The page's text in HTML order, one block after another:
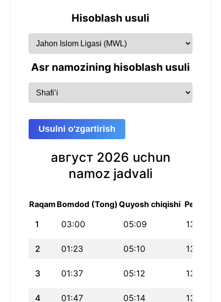
Hisoblash usuli
Asr namozining hisoblash usuli
Usulni o'zgartirish
август 2026 uchun
namoz jadvali
Raqam Bomdod (Tong) Quyosh chiqishi Peshin
1 03:00 05:09 13:02
2 01:23 05:10 13:02
3 01:37 05:12 13:02
4 01:47 05:14 13:02